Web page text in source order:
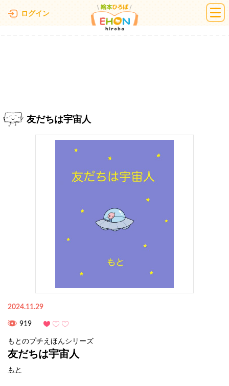
ログイン 絵本ひろば
友だちは宇宙人
2024.11.29
919
もとのプチえほんシリーズ
友だちは宇宙人
もと